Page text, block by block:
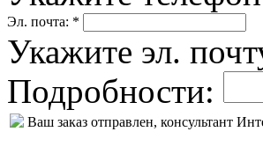
Эл. почта: *
Укажите эл.
Подробности:
Ваш заказ отправлен, консультант